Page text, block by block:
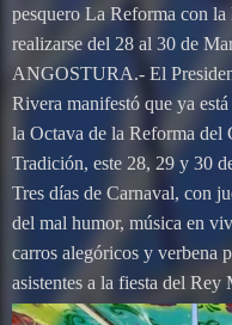
pesquero La Reforma con
realizarse del 28 al 30 de
ANGOSTURA.- El
Rivera manifestó que ya
la Octava de la Reforma
Tradición, este 28, 29 y 30
Tres días de Carnaval, con
del mal humor, música en
carros alegóricos y verbena
asistentes a la fiesta del Rey